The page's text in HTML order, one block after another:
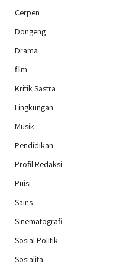
Cerpen
Dongeng
Drama
film
Kritik Sastra
Lingkungan
Musik
Pendidikan
Profil Redaksi
Puisi
Sains
Sinematografi
Sosial Politik
Sosialita